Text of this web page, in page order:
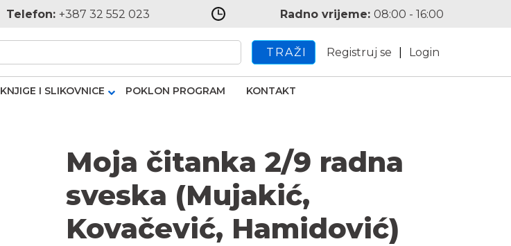
Telefon: +387 32 552 023 Radno vrijeme: 08:00 - 16:00
TRAŽI Registruj se Login
KNJIGE I SLIKOVNICE POKLON PROGRAM KONTAKT
Moja čitanka 2/9 radna
sveska (Mujakić,
Kovačević, Hamidović)